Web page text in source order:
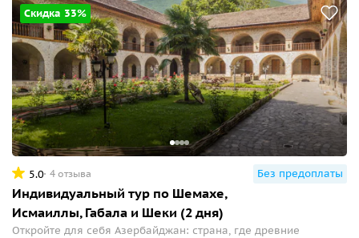
Скидка 33%
5.0 4 отзыва Без предоплаты
Индивидуальный тур по Шемахе,
Исмаиллы, Габала и Шеки (2 дня)
Откройте для себя Азербайджан: страна, где древние